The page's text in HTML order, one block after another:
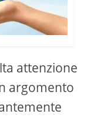
attenzione
argomento